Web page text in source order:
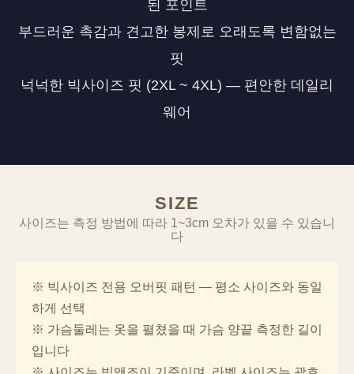
된 포인트
부드러운 촉감과 견고한 봉제로 오래도록 변함없는
핏
넉넉한 빅사이즈 핏 (2XL ~ 4XL) — 편안한 데일리
웨어
SIZE
사이즈는 측정 방법에 따라 1~3cm 오차가 있을 수 있습니
다
※ 빅사이즈 전용 오버핏 패턴 — 평소 사이즈와 동일
하게 선택
※ 가슴둘레는 옷을 펼쳤을 때 가슴 양끝 측정한 길이
입니다